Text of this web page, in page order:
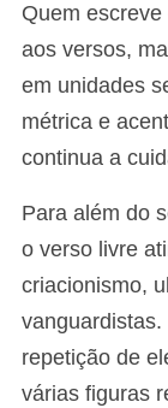
Quem
aos versos,
em unidades
métrica e
continua a
Para além do
o verso livre
criacionismo,
repetição de
várias figuras